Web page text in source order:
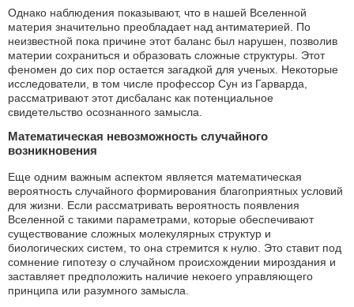
Однако наблюдения показывают, что в нашей Вселенной
материя значительно преобладает над антиматерией. По
неизвестной пока причине этот баланс был нарушен, позволив
материи сохраниться и образовать сложные структуры. Этот
феномен до сих пор остается загадкой для ученых. Некоторые
исследователи, в том числе профессор Сун из Гарварда,
рассматривают этот дисбаланс как потенциальное
свидетельство осознанного замысла.
Математическая невозможность случайного
возникновения
Еще одним важным аспектом является математическая
вероятность случайного формирования благоприятных условий
для жизни. Если рассматривать вероятность появления
Вселенной с такими параметрами, которые обеспечивают
существование сложных молекулярных структур и
биологических систем, то она стремится к нулю. Это ставит под
сомнение гипотезу о случайном происхождении мироздания и
заставляет предположить наличие некоего управляющего
принципа или разумного замысла.